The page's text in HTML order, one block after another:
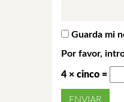
Guarda mi
Por favor,
4 × cinco =